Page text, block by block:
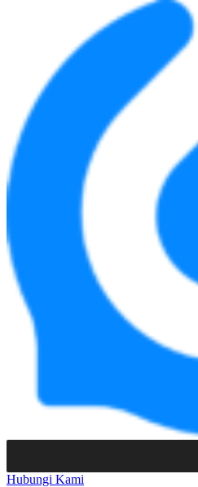
Hubungi Kami